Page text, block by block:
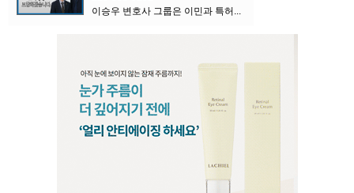
이승우 변호사 그룹은 이민과 특허...